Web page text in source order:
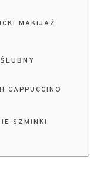
MAKIJAŻ
CAPPUCCINO
SZMINKI